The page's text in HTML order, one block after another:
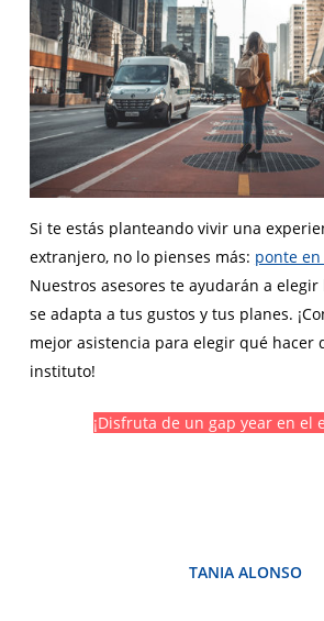
Si te estás planteando vivir una
extranjero, no lo pienses más: ponte en
Nuestros asesores te ayudarán a
se adapta a tus gustos y tus planes.
mejor asistencia para elegir qué hacer
instituto!
¡Disfruta de un gap year en el
TANIA ALONSO